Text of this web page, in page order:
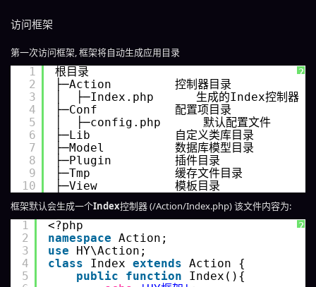
访问框架
第一次访问框架, 框架将自动生成应用目录
?
1
2
3
4
5
6
7
8
9
10
根目录
├─Action         控制器目录
│  ├─Index.php      生成的Index控制器
├─Conf           配置项目录
│  ├─config.php      默认配置文件
├─Lib            自定义类库目录
├─Model          数据库模型目录
├─Plugin         插件目录
├─Tmp            缓存文件目录
├─View           模板目录
框架默认会生成一个Index控制器 (/Action/Index.php) 该文件内容为:
?
1
2
3
4
5
<?php
namespace Action;
use
HY\Action;
class
Index extends Action {
public
function
Index(){